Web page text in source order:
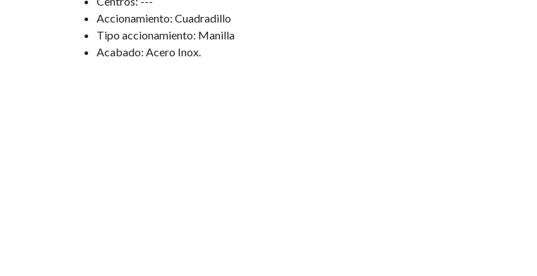
Accionamiento: Cuadradillo
Tipo accionamiento: Manilla
Acabado: Acero Inox.